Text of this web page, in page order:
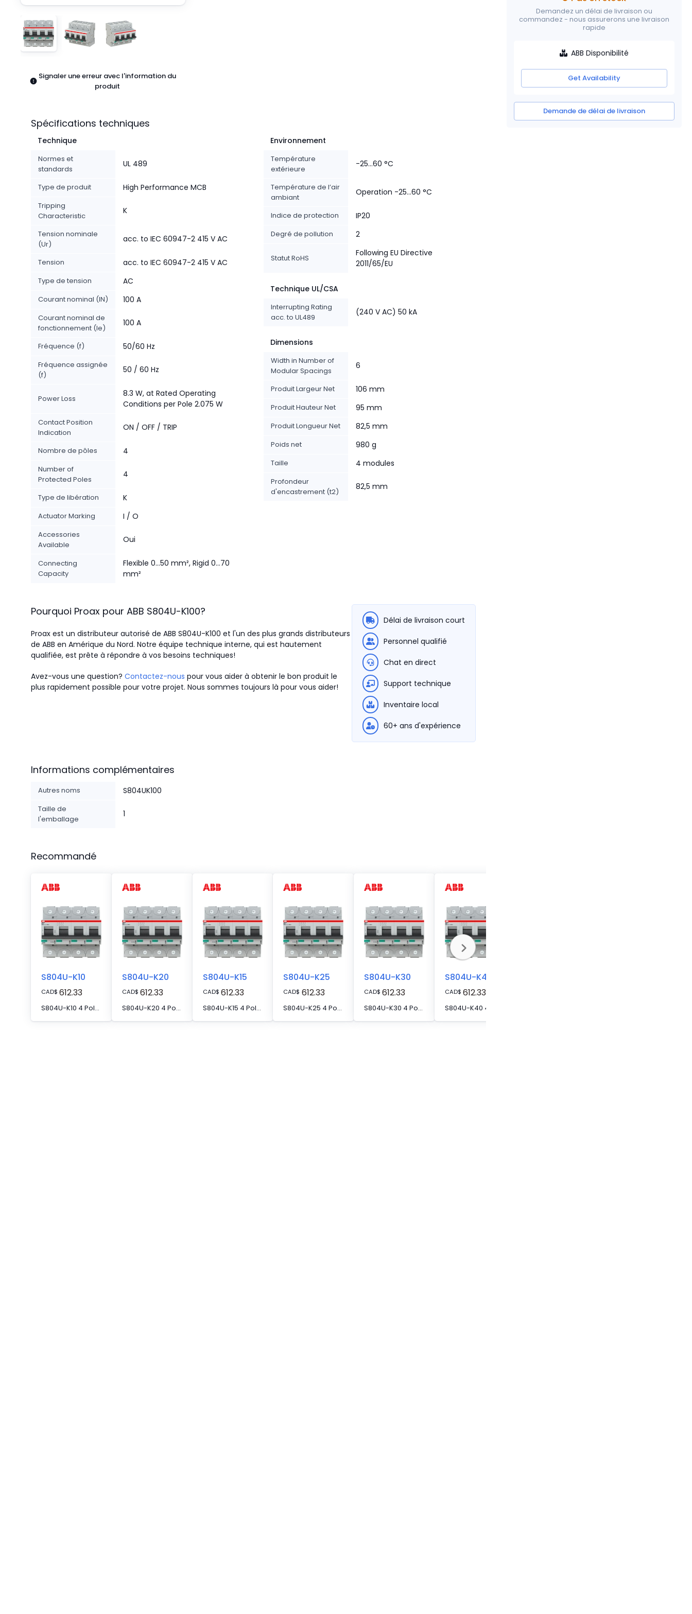
Pneumatiques
Relais
Robotique
Capteurs et vision industrielle
Blocs terminauxSignaler une erreur avec l'information du
produit
Spécifications techniques
Technique
Normes et
standards
UL 489
Type de produit High Performance MCB
Tripping
Characteristic
K
Tension nominale
(Ur)
acc. to IEC 60947-2 415 V AC
Tension acc. to IEC 60947-2 415 V AC
Type de tension AC
Courant nominal (IN) 100 A
Courant nominal de
fonctionnement (Ie)
100 A
Fréquence (f) 50/60 Hz
Fréquence assignée
(f)
50 / 60 Hz
Power Loss
8.3 W, at Rated Operating
Conditions per Pole 2.075 W
Contact Position
Indication
ON / OFF / TRIP
Nombre de pôles 4
Number of
Protected Poles
4
Type de libération K
Actuator Marking I / O
Accessories
Available
Oui
Connecting
Capacity
Flexible 0...50 mm², Rigid 0...70
mm²
Environnement
Température
extérieure
-25...60 °C
Température de l’air
ambiant
Operation -25...60 °C
Indice de protection IP20
Degré de pollution 2
Statut RoHS
Following EU Directive
2011/65/EU
Technique UL/CSA
Interrupting Rating
acc. to UL489
(240 V AC) 50 kA
Dimensions
Width in Number of
Modular Spacings
6
Produit Largeur Net 106 mm
Produit Hauteur Net 95 mm
Produit Longueur Net 82,5 mm
Poids net 980 g
Taille 4 modules
Profondeur
d'encastrement (t2)
82,5 mm
Pourquoi Proax pour ABB S804U-K100?
Proax est un distributeur autorisé de ABB S804U-K100 et l'un des plus grands distributeurs
de ABB en Amérique du Nord. Notre équipe technique interne, qui est hautement
qualifiée, est prête à répondre à vos besoins techniques!
Avez-vous une question? Contactez-nous pour vous aider à obtenir le bon produit le
plus rapidement possible pour votre projet. Nous sommes toujours là pour vous aider!
Délai de livraison court
Personnel qualifié
Chat en direct
Support technique
Inventaire local
60+ ans d'expérience
Informations complémentaires
Autres noms S804UK100
Taille de
l'emballage
1
Recommandé
S804U-K10
CAD$ 612.33
S804U-K10 4 Pole K Characteristic 10A 50kA 240/415VAC High Performance Circuit Breaker HPCB
S804U-K20
CAD$ 612.33
S804U-K20 4 Pole K Characteristic 20A 50kA 240/415VAC High Performance Circuit Breaker HPCB
S804U-K15
CAD$ 612.33
S804U-K15 4 Pole K Characteristic 15A 50kA 240/415VAC High Performance Circuit Breaker HPCB
S804U-K25
CAD$ 612.33
S804U-K25 4 Pole K Characteristic 25A 50kA 240/415VAC High Performance Circuit Breaker HPCB
S804U-K30
CAD$ 612.33
S804U-K30 4 Pole K Characteristic 30A 50kA 240/415VAC High Performance Circuit Breaker HPCB
S804U-K40
CAD$ 612.33
Demandez un délai de livraison ou
commandez - nous assurerons une livraison
rapide
ABB Disponibilité
Get Availability
Demande de délai de livraison